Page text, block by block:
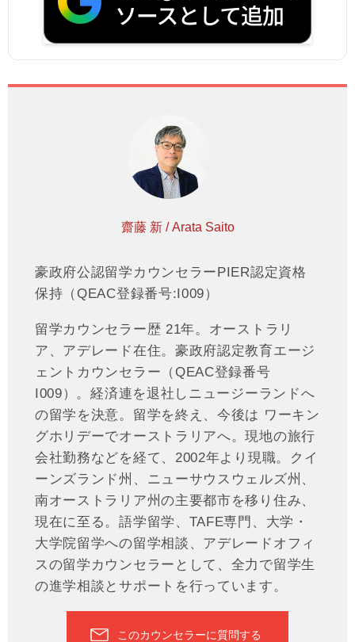
齋藤 新 / Arata Saito
豪政府公認留学カウンセラーPIER認定資格
保持（QEAC登録番号:I009）
留学カウンセラー歴 21年。オーストラリ
ア、アデレード在住。豪政府認定教育エージ
ェントカウンセラー（QEAC登録番号
I009）。経済連を退社しニュージーランドへ
の留学を決意。留学を終え、今後は ワーキン
グホリデーでオーストラリアへ。現地の旅行
会社勤務などを経て、2002年より現職。クイ
ーンズランド州、ニューサウスウェルズ州、
南オーストラリア州の主要都市を移り住み、
現在に至る。語学留学、TAFE専門、大学・
大学院留学への留学相談、アデレードオフィ
スの留学カウンセラーとして、全力で留学生
の進学相談とサポートを行っています。
このカウンセラーに質問する